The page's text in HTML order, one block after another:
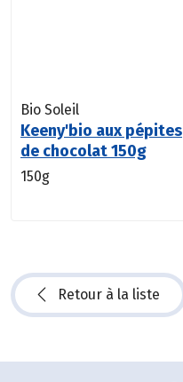
Bio Soleil
Keeny'bio aux pépites
de chocolat 150g
150g
Retour à la liste